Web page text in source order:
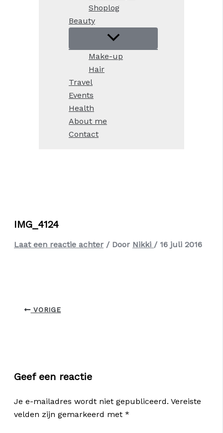
Shoplog
Beauty
Make-up
Hair
Travel
Events
Health
About me
Contact
IMG_4124
Laat een reactie achter / Door Nikki / 16 juli 2016
VORIGE
Geef een reactie
Je e-mailadres wordt niet gepubliceerd. Vereiste
velden zijn gemarkeerd met *